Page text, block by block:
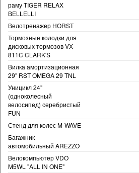
раму TIGER RELAX
BELLELLI
Велотренажер HORST
Тормозные колодки для
дисковых тормозов VX-
811C CLARK'S
Вилка амортизационная
29" RST OMEGA 29 TNL
Уницикл 24"
(одноколесный
велосипед) серебристый
FUN
Стенд для колес M-WAVE
Багажник
автомобильный AREZZO
Велокомпьютер VDO
M5WL "ALL IN ONE"